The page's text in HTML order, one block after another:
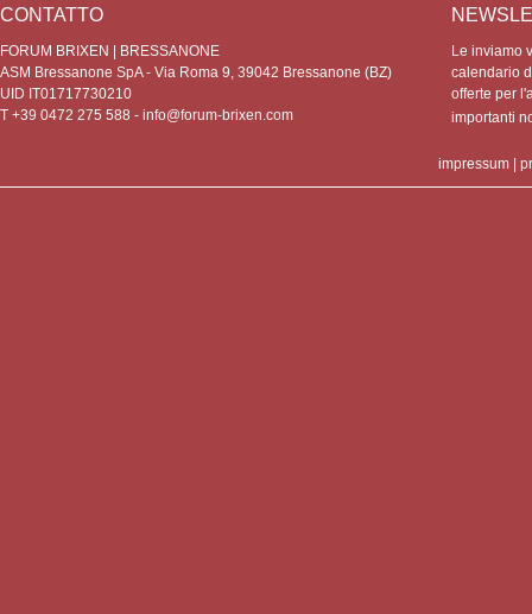
CONTATTO
FORUM BRIXEN | BRESSANONE
ASM Bressanone SpA - Via Roma 9, 39042 Bressanone (BZ)
UID IT01717730210
T +39 0472 275 588 - info@forum-brixen.com
Le inviamo
calendario
offerte per
importanti
impressum